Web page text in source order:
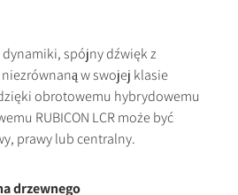
spójny dźwięk z
w swojej klasie
obrotowemu hybrydowemu
RUBICON LCR może być
prawy lub centralny.
drzewnego